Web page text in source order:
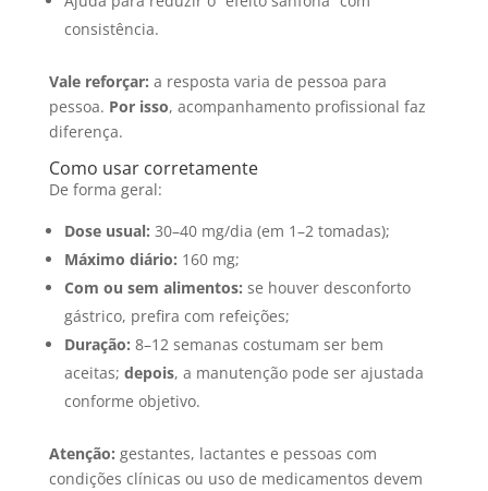
consistência.
Vale reforçar: a resposta varia de pessoa para
pessoa. Por isso, acompanhamento profissional faz
diferença.
Como usar corretamente
De forma geral:
Dose usual: 30–40 mg/dia (em 1–2 tomadas);
Máximo diário: 160 mg;
Com ou sem alimentos: se houver desconforto
gástrico, prefira com refeições;
Duração: 8–12 semanas costumam ser bem
aceitas; depois, a manutenção pode ser ajustada
conforme objetivo.
Atenção: gestantes, lactantes e pessoas com
condições clínicas ou uso de medicamentos devem